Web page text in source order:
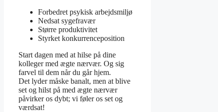
Forbedret psykisk arbejdsmiljø
Nedsat sygefravær
Større produktivitet
Styrket konkurrenceposition
Start dagen med at hilse på dine
kolleger med ægte nærvær. Og sig
farvel til dem når du går hjem.
Det lyder måske banalt, men at blive
set og hilst på med ægte nærvær
påvirker os dybt; vi føler os set og
værdsat!